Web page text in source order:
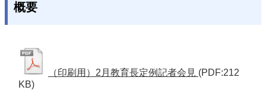
概要
（印刷用）2月教育長定例記者会見 (PDF:212
KB)